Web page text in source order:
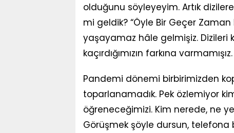
olduğunu söyleyeyim. Artık
mi geldik? “Öyle Bir Geçer
yaşayamaz hâle gelmişiz. Dizileri
kaçırdığımızın farkına
Pandemi dönemi birbirimizden
toparlanamadık. Pek özlemiyor
öğreneceğimizi. Kim nerede, ne
Görüşmek şöyle dursun, telefona